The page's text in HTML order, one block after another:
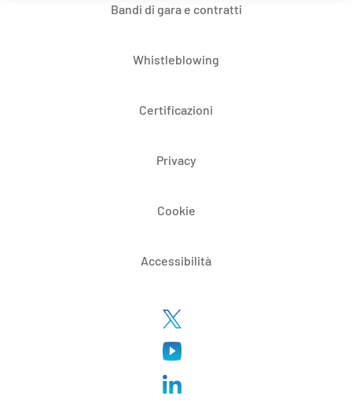
Bandi di gara e contratti
Whistleblowing
Certificazioni
Privacy
Cookie
Accessibilità